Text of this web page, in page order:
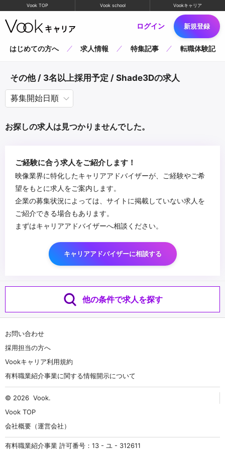
Vook TOP Vook school Vookキャリア
ログイン 新規登録
はじめての方へ 求人情報 特集記事 転職体験記
その他 / 3名以上採用予定 / Shade3Dの求人
お探しの求人は見つかりませんでした。
ご経験に合う求人をご紹介します！
映像業界に特化したキャリアアドバイザーが、ご経験やご希
望をもとに求人をご案内します。
企業の募集状況によっては、サイトに掲載していない求人を
ご紹介できる場合もあります。
まずはキャリアアドバイザーへ相談ください。
キャリアアドバイザーに相談する
他の条件で求人を探す
お問い合わせ
採用担当の方へ
Vookキャリア利用規約
有料職業紹介事業に関する情報開示について
© 2026 Vook.
Vook TOP
会社概要（運営会社）
有料職業紹介事業 許可番号：13 - ユ - 312611